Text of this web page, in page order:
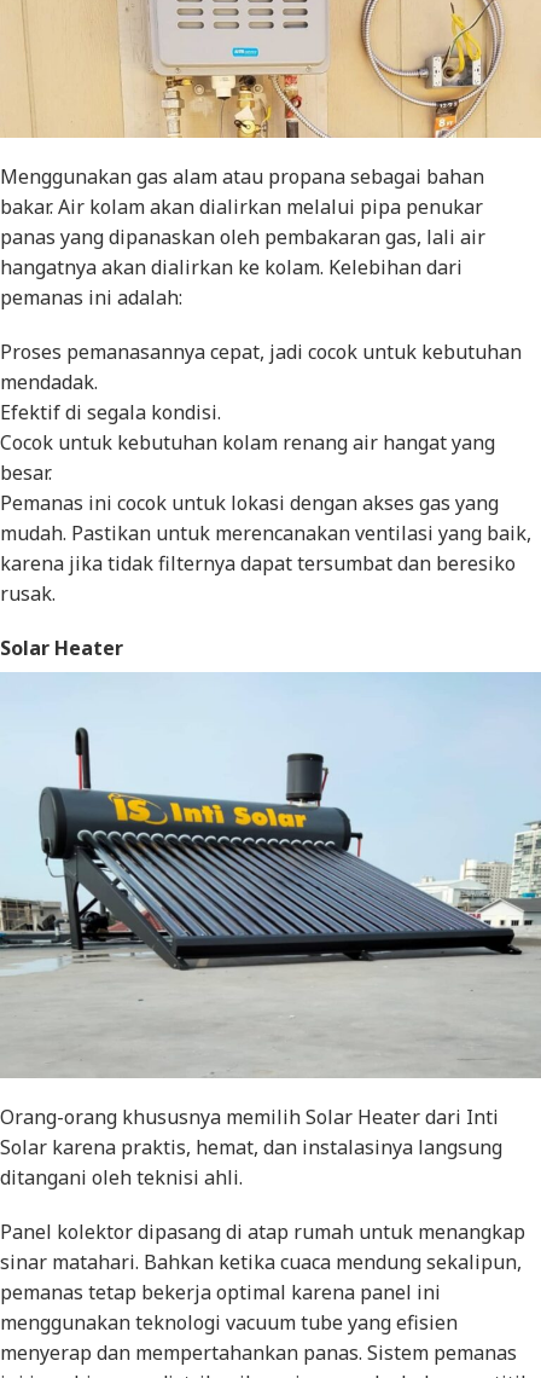
Menggunakan gas alam atau propana sebagai bahan
bakar. Air kolam akan dialirkan melalui pipa penukar
panas yang dipanaskan oleh pembakaran gas, lali air
hangatnya akan dialirkan ke kolam. Kelebihan dari
pemanas ini adalah:
Proses pemanasannya cepat, jadi cocok untuk kebutuhan
mendadak.
Efektif di segala kondisi.
Cocok untuk kebutuhan kolam renang air hangat yang
besar.
Pemanas ini cocok untuk lokasi dengan akses gas yang
mudah. Pastikan untuk merencanakan ventilasi yang baik,
karena jika tidak filternya dapat tersumbat dan beresiko
rusak.
Solar Heater
Orang-orang khususnya memilihSolar Heaterdari Inti
Solar karena praktis, hemat, dan instalasinya langsung
ditangani oleh teknisi ahli.
Panel kolektor dipasang di atap rumah untuk menangkap
sinar matahari. Bahkan ketika cuaca mendung sekalipun,
pemanas tetap bekerja optimal karena panel ini
menggunakan teknologi vacuum tubeyang efisien
menyerap dan mempertahankan panas. Sistem pemanas